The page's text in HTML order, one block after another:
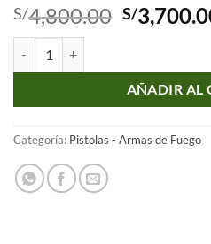
S/4,800.00 El
precio
era:
S/
S/
AÑADIR AL
Categoría: Pistolas - Armas de Fuego